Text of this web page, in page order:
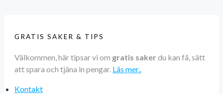
GRATIS SAKER & TIPS
Välkommen, här tipsar vi om gratis saker du kan få, sätt
att spara och tjäna in pengar. Läs mer..
Kontakt